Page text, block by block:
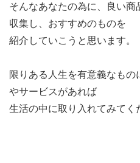
そんなあなたの為に、良い
収集し、おすすめのものを
紹介していこうと思います。
限りある人生を有意義なも
やサービスがあれば
生活の中に取り入れてみてく